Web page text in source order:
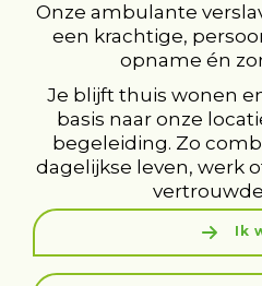
Onze ambulante
een krachtige,
opname én
Je blijft thuis wonen
basis naar onze
begeleiding. Zo
dagelijkse leven, werk
Ik